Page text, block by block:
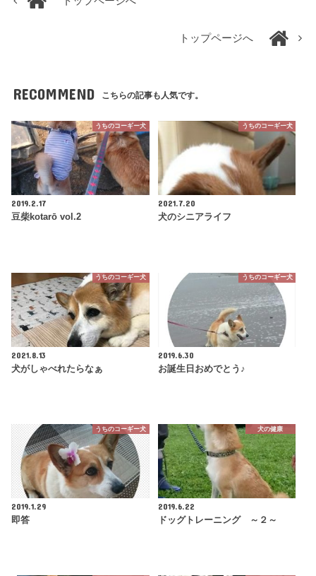
トップページへ
RECOMMEND こちらの記事も人気です。
うちのコーギー犬
2019.2.17
豆柴kotarō vol.2
うちのコーギー犬
2021.7.20
犬のシニアライフ
うちのコーギー犬
2021.8.13
犬がしゃべれたらなぁ
うちのコーギー犬
2019.6.30
お誕生日おめでとう♪
うちのコーギー犬
2019.1.29
即答
犬の健康
2019.6.22
ドッグトレーニング ～２～